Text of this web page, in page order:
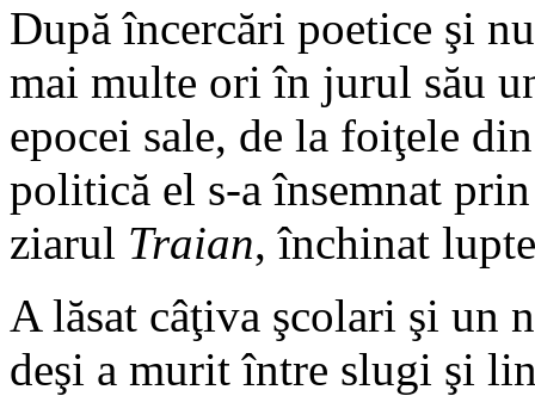
După încercări poetice şi
mai multe ori în jurul său
epocei sale, de la foiţele
politică el s-a însemnat
ziarul Traian, închinat
A lăsat câţiva şcolari şi un
deşi a murit între slugi şi